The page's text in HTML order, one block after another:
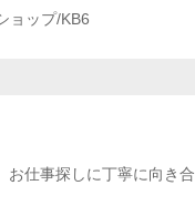
ョップ/KB6
お仕事探しに丁寧に向き合